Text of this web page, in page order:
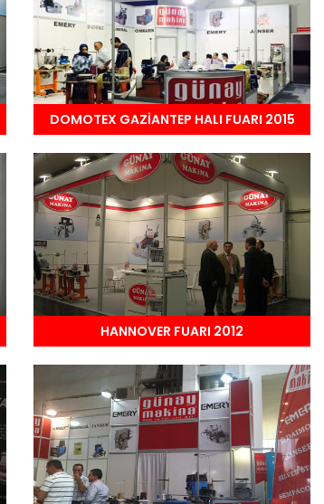
DOMOTEX GAZİANTEP HALI FUARI 2015
HANNOVER FUARI 2012